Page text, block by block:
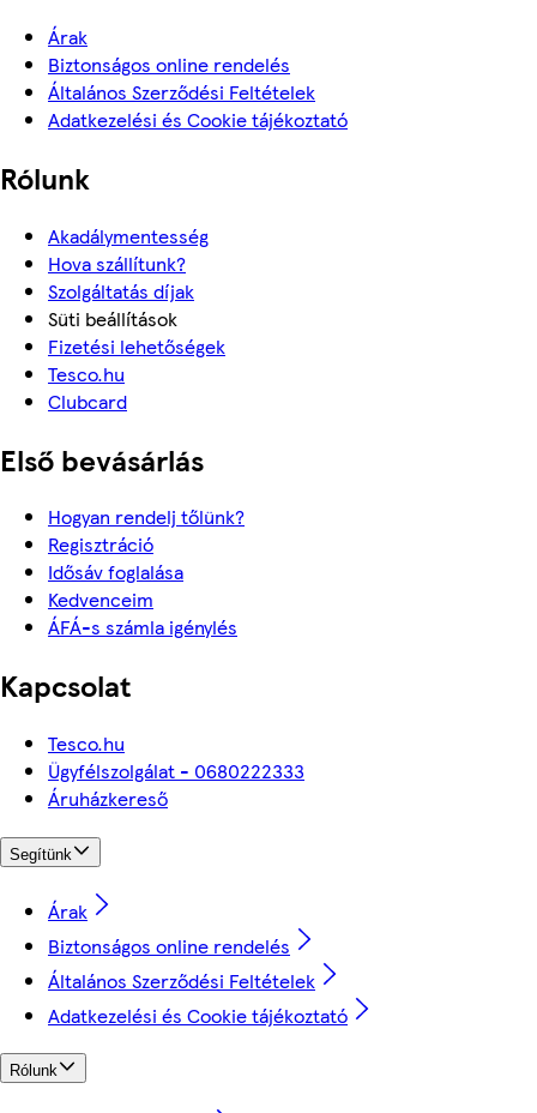
Árak
Biztonságos online rendelés
Általános Szerződési Feltételek
Adatkezelési és Cookie tájékoztató
Rólunk
Akadálymentesség
Hova szállítunk?
Szolgáltatás díjak
Süti beállítások
Fizetési lehetőségek
Tesco.hu
Clubcard
Első bevásárlás
Hogyan rendelj tőlünk?
Regisztráció
Idősáv foglalása
Kedvenceim
ÁFÁ-s számla igénylés
Kapcsolat
Tesco.hu
Ügyfélszolgálat - 0680222333
Áruházkereső
Segítünk
Árak
Biztonságos online rendelés
Általános Szerződési Feltételek
Adatkezelési és Cookie tájékoztató
Rólunk